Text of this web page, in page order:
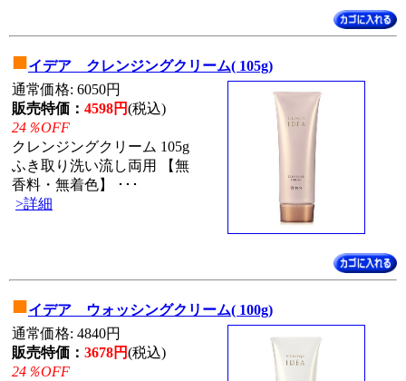
■イデア クレンジングクリーム( 105g)
通常価格: 6050円
販売特価： 4598円(税込)
24％OFF
クレンジングクリーム 105g
ふき取り洗い流し両用 【無
香料・無着色】 ･･･
>詳細
■イデア ウォッシングクリーム( 100g)
通常価格: 4840円
販売特価： 3678円(税込)
24％OFF